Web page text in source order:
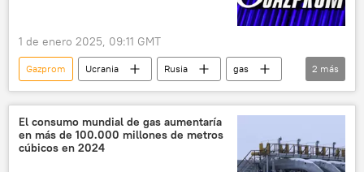
1 de enero 2025, 09:11 GMT
Gazprom Ucrania Rusia
gas
Economía
📈 Mercados y finanzas
2 más
El consumo mundial de gas aumentaría
en más de 100.000 millones de metros
cúbicos en 2024